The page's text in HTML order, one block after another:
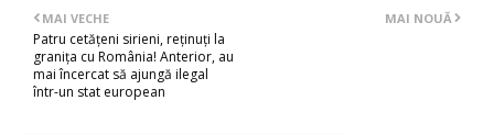
MAI NOUĂ
MAI VECHE
Patru cetățeni sirieni, reținuți la
granița cu România! Anterior, au
mai încercat să ajungă ilegal
într-un stat european